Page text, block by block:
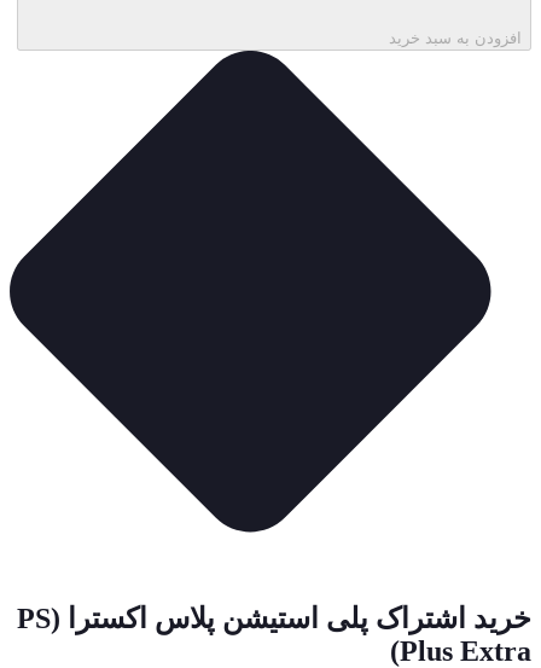
افزودن به سبد خرید
خرید اشتراک پلی استیشن پلاس اکسترا (PS
Plus Extra)